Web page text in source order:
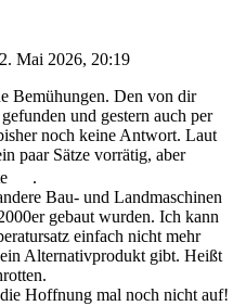
Mai 2026, 20:19
Bemühungen. Den von dir
und gestern auch per
noch keine Antwort. Laut
paar Sätze vorrätig, aber
.
Bau- und Landmaschinen
gebaut wurden. Ich kann
einfach nicht mehr
Alternativprodukt gibt. Heißt
Hoffnung mal noch nicht auf!